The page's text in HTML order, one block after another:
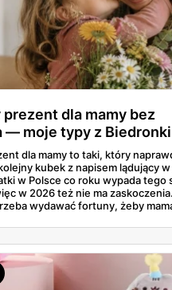
dla mamy bez
— moje typy z Biedronki
dla mamy to taki, który
kubek z napisem lądujący w
w Polsce co roku wypada tego
w 2026 też nie ma
wydawać fortuny, żeby
maja i wynotowałam to, co sama
koszyka bez wahania: kosmetyki,
kobiety faktycznie zużywają.
kilkunastu złotych, a efekt bywa
zestaw.